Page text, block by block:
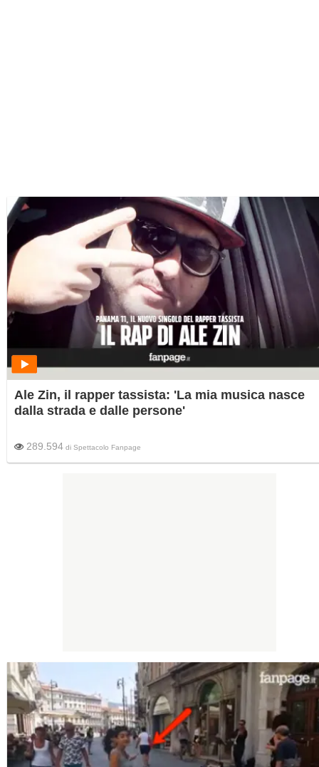
Ale Zin, il rapper tassista: 'La mia musica nasce
dalla strada e dalle persone'
289.594 di Spettacolo Fanpage